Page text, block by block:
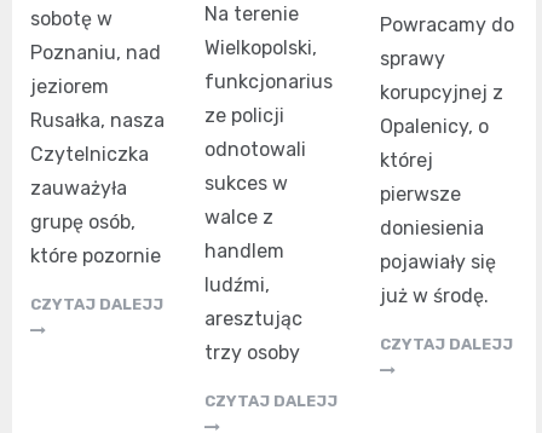
sobotę w
Poznaniu, nad
jeziorem
Rusałka, nasza
Czytelniczka
zauważyła
grupę osób,
które pozornie
CZYTAJ DALEJJ
Na terenie
Wielkopolski,
funkcjonarius
ze policji
odnotowali
sukces w
walce z
handlem
ludźmi,
aresztując
trzy osoby
CZYTAJ DALEJJ
Powracamy do
sprawy
korupcyjnej z
Opalenicy, o
której
pierwsze
doniesienia
pojawiały się
już w środę.
CZYTAJ DALEJJ